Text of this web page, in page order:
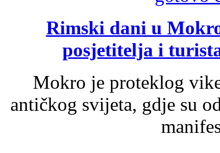
Rimski dani u
posjetitelja i
Mokro je proteklog
antičkog svijeta, gdje su